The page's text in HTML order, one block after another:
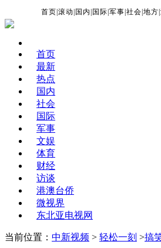
首页 |滚动 国内 国际 |军事 |社会 |地方 |
首页
最新
热点
国内
社会
国际
军事
文娱
体育
财经
访谈
港澳台侨
微视界
东北亚电视网
当前位置： 中新视频 > 轻松一刻 >搞